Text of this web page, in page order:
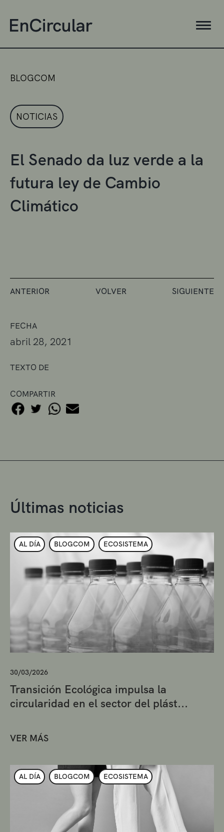
FECHA
abril 28, 2021
TEXTO DE
COMPARTIR
BLOGCOM
NOTICIAS
El Senado da luz verde a la
futura ley de Cambio
Climático
ANTERIOR VOLVER SIGUIENTE
Últimas noticias
AL DÍA BLOGCOM ECOSISTEMA
30/03/2026
Transición Ecológica impulsa la
circularidad en el sector del plást...
VER MÁS
AL DÍA BLOGCOM ECOSISTEMA